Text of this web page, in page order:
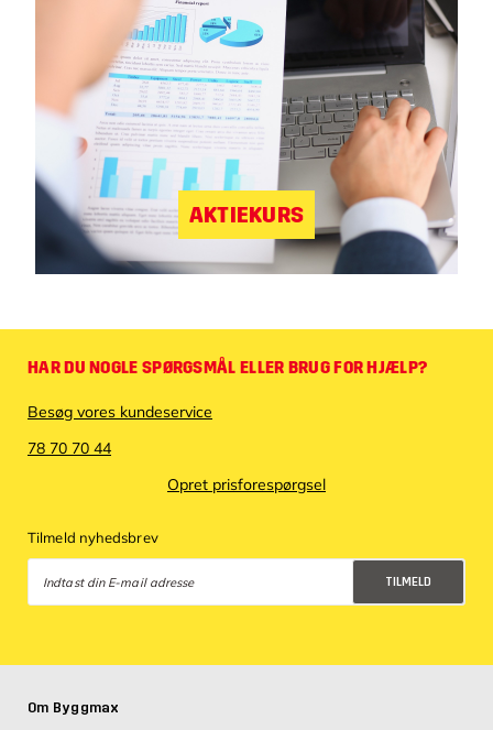
AKTIEKURS
HAR DU NOGLE SPØRGSMÅL ELLER BRUG FOR HJÆLP?
Besøg vores kundeservice
78 70 70 44
Opret prisforespørgsel
Tilmeld nyhedsbrev
TILMELD
Om Byggmax